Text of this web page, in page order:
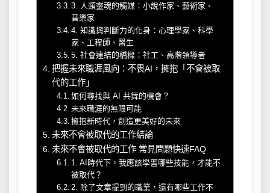
3. 人類靈魂的觸媒：小說作家、藝術家、
音樂家
4. 知識與判斷力的化身：心理學家、科學
家、工程師、醫生
5. 社會連結的橋樑：社工、高階領導者
把握未來職涯風向：不畏AI，擁抱「不會被取
代的工作」
如何尋找與 AI 共舞的機會？
未來職涯的無限可能
擁抱新時代，創造更美好的未來
未來不會被取代的工作結論
未來不會被取代的工作 常見問題快速FAQ
1. AI時代下，我應該學習哪些技能，才能不
被取代？
2. 除了文章提到的職業，還有哪些工作不